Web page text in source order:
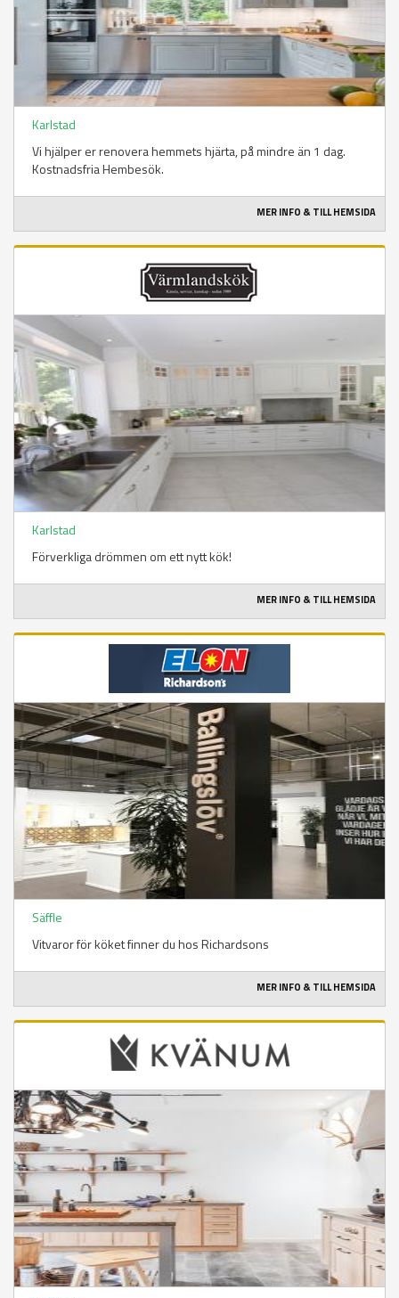
Karlstad
Vi hjälper er renovera hemmets hjärta, på mindre än 1 dag.
Kostnadsfria Hembesök.
MER INFO & TILL HEMSIDA
Karlstad
Förverkliga drömmen om ett nytt kök!
MER INFO & TILL HEMSIDA
Säffle
Vitvaror för köket finner du hos Richardsons
MER INFO & TILL HEMSIDA